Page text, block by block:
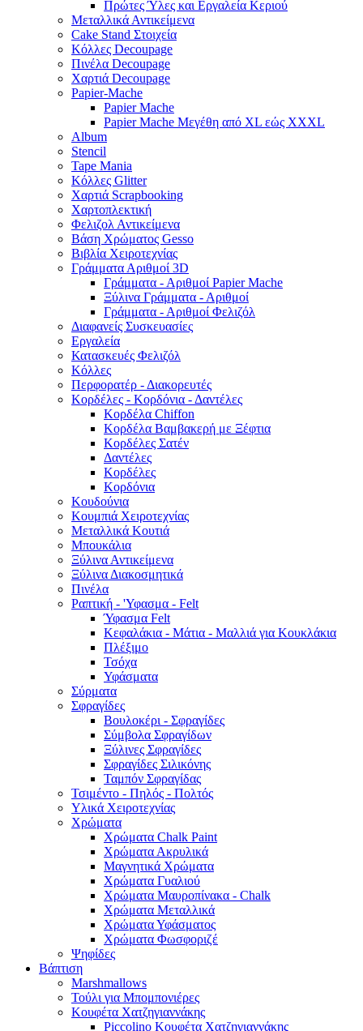
Πρώτες Ύλες και Εργαλεία Κεριού
Μεταλλικά Αντικείμενα
Cake Stand Στοιχεία
Κόλλες Decoupage
Πινέλα Decoupage
Χαρτιά Decoupage
Papier-Mache
Papier Mache
Papier Mache Μεγέθη από XL εώς XXXL
Album
Stencil
Tape Mania
Κόλλες Glitter
Χαρτιά Scrapbooking
Χαρτοπλεκτική
Φελιζολ Αντικείμενα
Βάση Χρώματος Gesso
Βιβλία Χειροτεχνίας
Γράμματα Αριθμοί 3D
Γράμματα - Αριθμοί Papier Mache
Ξύλινα Γράμματα - Αριθμοί
Γράμματα - Αριθμοί Φελιζόλ
Διαφανείς Συσκευασίες
Εργαλεία
Κατασκευές Φελιζόλ
Κόλλες
Περφορατέρ - Διακορευτές
Κορδέλες - Κορδόνια - Δαντέλες
Κορδέλα Chiffon
Κορδέλα Βαμβακερή με Ξέφτια
Κορδέλες Σατέν
Δαντέλες
Κορδέλες
Κορδόνια
Κουδούνια
Κουμπιά Χειροτεχνίας
Μεταλλικά Κουτιά
Μπουκάλια
Ξύλινα Αντικείμενα
Ξύλινα Διακοσμητικά
Πινέλα
Ραπτική - 'Υφασμα - Felt
Ύφασμα Felt
Κεφαλάκια - Μάτια - Μαλλιά για Κουκλάκια
Πλέξιμο
Τσόχα
Υφάσματα
Σύρματα
Σφραγίδες
Βουλοκέρι - Σφραγίδες
Σύμβολα Σφραγίδων
Ξύλινες Σφραγίδες
Σφραγίδες Σιλικόνης
Ταμπόν Σφραγίδας
Τσιμέντο - Πηλός - Πολτός
Υλικά Χειροτεχνίας
Χρώματα
Χρώματα Chalk Paint
Χρώματα Ακρυλικά
Μαγνητικά Χρώματα
Χρώματα Γυαλιού
Χρώματα Μαυροπίνακα - Chalk
Χρώματα Μεταλλικά
Χρώματα Υφάσματος
Χρώματα Φωσφοριζέ
Ψηφίδες
Βάπτιση
Marshmallows
Τούλι για Μπομπονιέρες
Κουφέτα Χατζηγιαννάκης
Piccolino Κουφέτα Χατζηγιαννάκης